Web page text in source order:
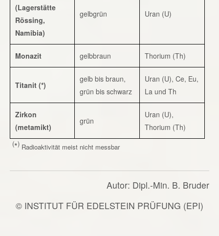
(Lagerstätte
Rössing,
Namibia)
gelbgrün Uran (U)
Monazit gelbbraun Thorium (Th)
Titanit (*)
gelb bis braun,
grün bis schwarz
Uran (U), Ce, Eu,
La und Th
Zirkon
(metamikt)
grün
Uran (U),
Thorium (Th)
(*) Radioaktivität meist nicht messbar
Autor: Dipl.-Min. B. Bruder
© INSTITUT FÜR EDELSTEIN PRÜFUNG (EPI)